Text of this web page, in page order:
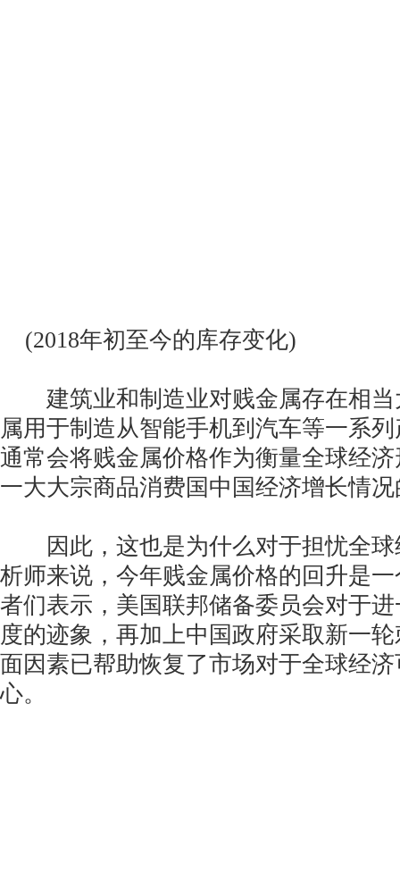
(2018年初至今的库存变化)
建筑业和制造业对贱金属存在相当
属用于制造从智能手机到汽车等一系
通常会将贱金属价格作为衡量全球经
一大大宗商品消费国中国经济增长情
因此，这也是为什么对于担忧全球
析师来说，今年贱金属价格的回升是
者们表示，美国联邦储备委员会对于
度的迹象，再加上中国政府采取新一
面因素已帮助恢复了市场对于全球经
心。